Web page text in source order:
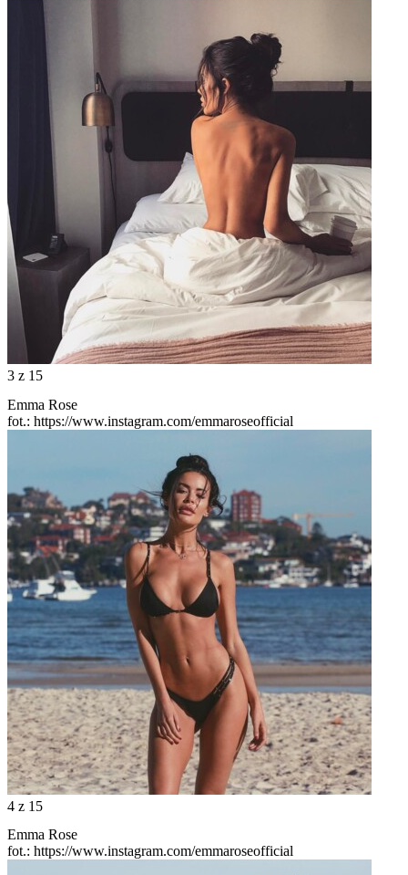
3 z 15
Emma Rose
fot.: https://www.instagram.com/emmaroseofficial
4 z 15
Emma Rose
fot.: https://www.instagram.com/emmaroseofficial